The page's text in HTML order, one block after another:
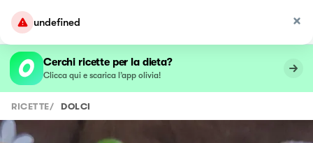
undefined
Cerchi ricette per la dieta?
Clicca qui e scarica l’app olivia!
RICETTE/ DOLCI